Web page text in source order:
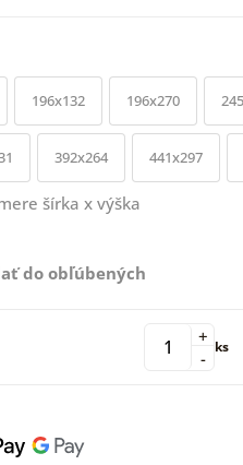
196x132 196x270
392x264 441x297
šírka x výška
do obľúbených
-
+ ks